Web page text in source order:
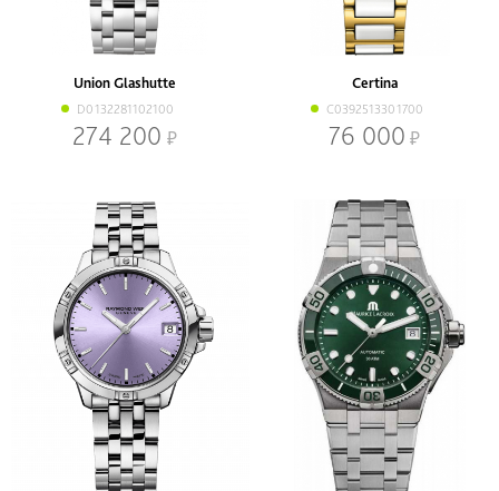
Union Glashutte
D0132281102100
274 200
Certina
C0392513301700
76 000